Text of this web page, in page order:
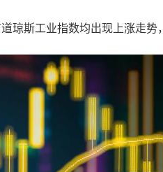
斯工业指数均出现上涨走势